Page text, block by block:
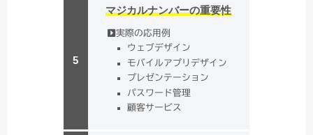
マジカルナンバーの重要性
実際の応用例
ウェブデザイン
モバイルアプリデザイン
プレゼンテーション
パスワード管理
顧客サービス